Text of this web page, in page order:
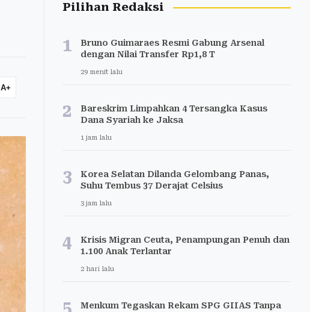
A+
Pilihan Redaksi
1
Bruno Guimaraes Resmi Gabung Arsenal
dengan Nilai Transfer Rp1,8 T
29 menit lalu
2
Bareskrim Limpahkan 4 Tersangka Kasus
Dana Syariah ke Jaksa
1 jam lalu
3
Korea Selatan Dilanda Gelombang Panas,
Suhu Tembus 37 Derajat Celsius
3 jam lalu
4
Krisis Migran Ceuta, Penampungan Penuh dan
1.100 Anak Terlantar
2 hari lalu
Menkum Tegaskan Rekam SPG GIIAS Tanpa